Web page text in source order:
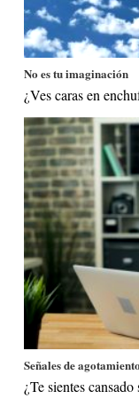
No es tu imaginación
¿Ves caras en
Señales de agotamiento
¿Te sientes